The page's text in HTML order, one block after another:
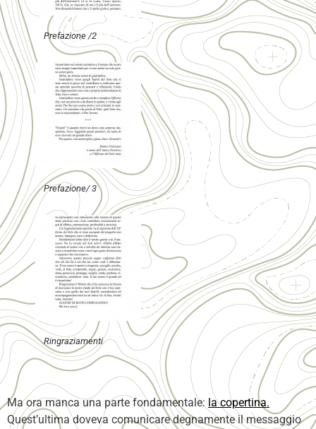
Prefazione /2
Prefazione/ 3
Ringraziamenti
Ma ora manca una parte fondamentale: la copertina.
Quest’ultima doveva comunicare degnamente il messaggio